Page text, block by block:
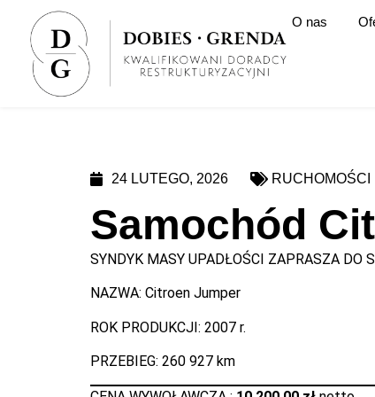
O nas
24 LUTEGO, 2026 RUCHOMOŚCI
Samochód
SYNDYK MASY UPADŁOŚCI ZAPRASZA DO
NAZWA: Citroen Jumper
ROK PRODUKCJI: 2007 r.
PRZEBIEG: 260 927 km